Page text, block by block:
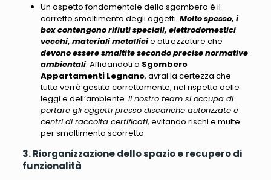
Un aspetto fondamentale dello sgombero è il
corretto smaltimento degli oggetti. Molto spesso, i
box contengono rifiuti speciali, elettrodomestici
vecchi, materiali metallicie attrezzature che
devono essere smaltite secondo precise normative
ambientali. Affidandoti a Sgombero
Appartamenti Legnano, avrai la certezza che
tutto verrà gestito correttamente, nel rispetto delle
leggi e dell’ambiente. Il nostro team si occupa di
portare gli oggetti presso discariche autorizzate e
centri di raccolta certificati, evitando rischi e multe
per smaltimento scorretto.
3. Riorganizzazione dello spazio e recupero di
funzionalità